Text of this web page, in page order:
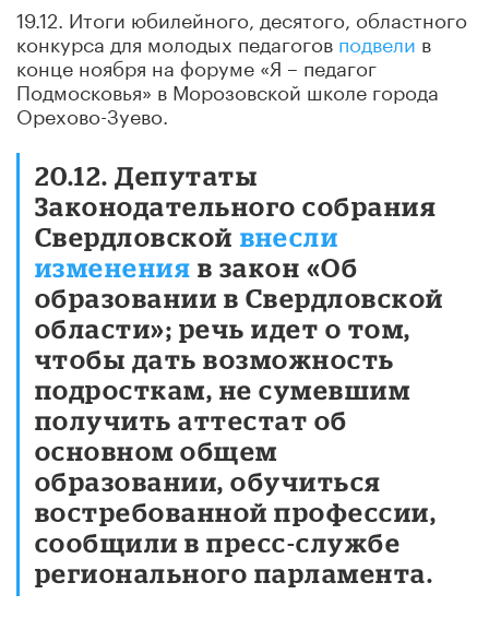
19.12. Итоги юбилейного, десятого, областного
конкурса для молодых педагогов подвели в
конце ноября на форуме «Я – педагог
Подмосковья» в Морозовской школе города
Орехово-Зуево.
20.12. Депутаты
Законодательного собрания
Свердловской внесли
изменения в закон «Об
образовании в Свердловской
области»; речь идет о том,
чтобы дать возможность
подросткам, не сумевшим
получить аттестат об
основном общем
образовании, обучиться
востребованной профессии,
сообщили в пресс-службе
регионального парламента.